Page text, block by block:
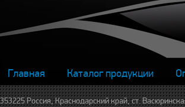
Главная Каталог продукции
353225 Россия, Краснодарский край, ст.